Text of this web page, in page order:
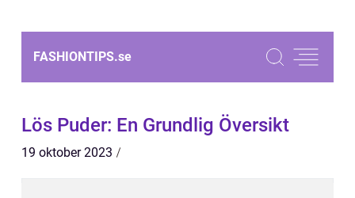
FASHIONTIPS.se
Lös Puder: En Grundlig Översikt
19 oktober 2023